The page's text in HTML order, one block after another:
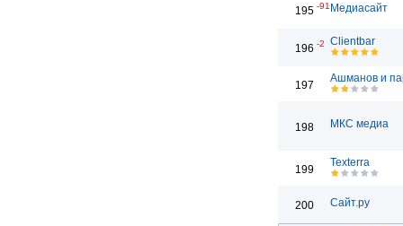
195 -91 Медиасайт
196 -2 Clientbar
197
Ашманов и
198 МКС медиа
199
Texterra
200 Сайт.ру